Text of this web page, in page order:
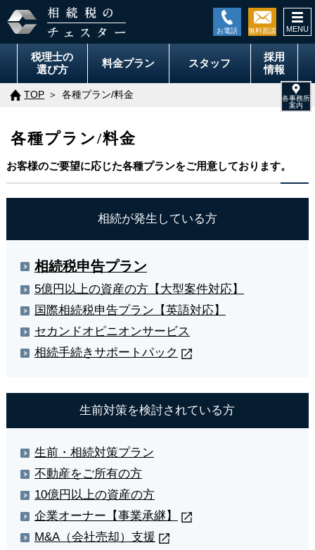
税理士の
選び方
料金プラン スタッフ
採用
情報
TOP 各種プラン/料金
各種プラン/料金
お客様のご要望に応じた各種プランをご用意しております。
相続が発生している方
相続税申告プラン
5億円以上の資産の方【大型案件対応】
国際相続税申告プラン【英語対応】
セカンドオピニオンサービス
相続手続きサポートパック
生前対策を検討されている方
生前・相続対策プラン
不動産をご所有の方
10億円以上の資産の方
企業オーナー 【事業承継】
M&A（会社売却） 支援